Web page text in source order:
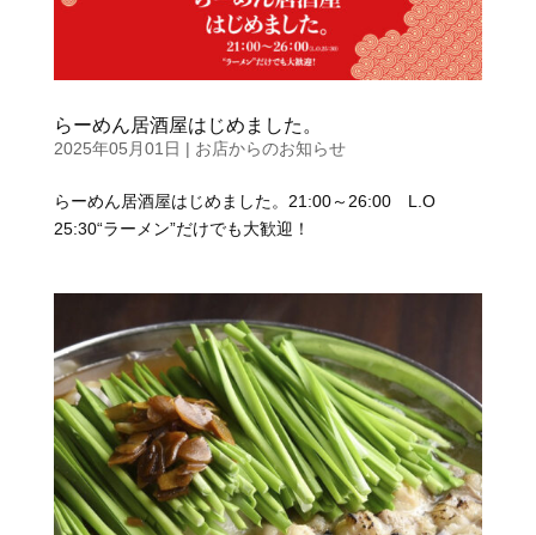
らーめん居酒屋はじめました。
2025年05月01日 | お店からのお知らせ
らーめん居酒屋はじめました。21:00～26:00 L.O
25:30“ラーメン”だけでも大歓迎！